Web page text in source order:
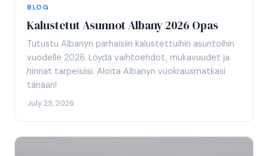
BLOG
Kalustetut Asunnot Albany 2026 Opas
Tutustu Albanyn parhaisiin kalustettuihin asuntoihin
vuodelle 2026. Löydä vaihtoehdot, mukavuudet ja
hinnat tarpeisiisi. Aloita Albanyn vuokrausmatkasi
tänään!
July 29, 2026